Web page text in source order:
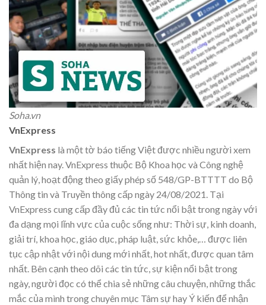
Soha.vn
VnExpress
VnExpress là một tờ báo tiếng Việt được nhiều người xem
nhất hiện nay. VnExpress thuộc Bộ Khoa học và Công nghệ
quản lý, hoạt động theo giấy phép số 548/GP-BTTTT do Bộ
Thông tin và Truyền thông cấp ngày 24/08/2021. Tại
VnExpress cung cấp đầy đủ các tin tức nổi bật trong ngày với
đa dạng mọi lĩnh vực của cuộc sống như: Thời sự, kinh doanh,
giải trí, khoa học, giáo dục, pháp luật, sức khỏe,… được liên
tục cập nhật với nội dung mới nhất, hot nhất, được quan tâm
nhất. Bên cạnh theo dõi các tin tức, sự kiện nổi bật trong
ngày, người đọc có thể chia sẻ những câu chuyện, những thắc
mắc của mình trong chuyên mục Tâm sự hay Ý kiến để nhận